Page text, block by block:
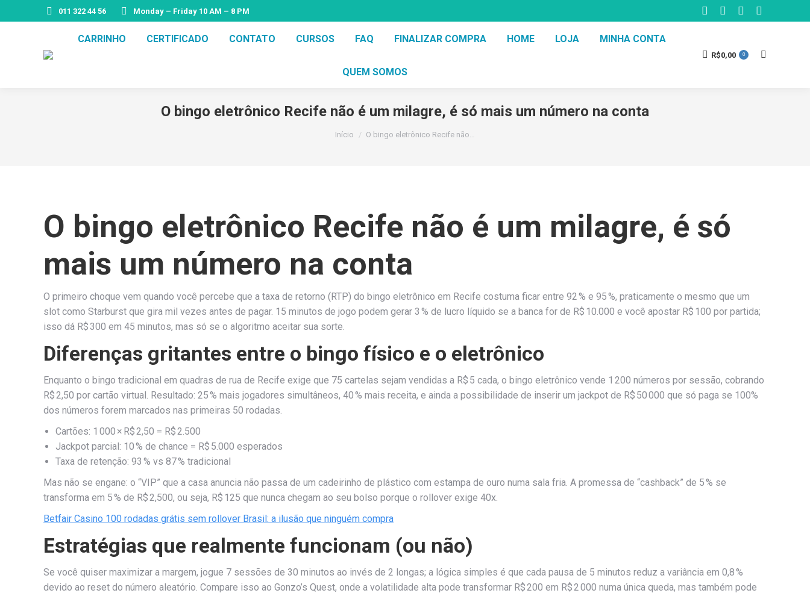
011 322 44 56 Monday – Friday 10 AM – 8 PM
CARRINHO CERTIFICADO CONTATO CURSOS FAQ FINALIZAR COMPRA HOME LOJA MINHA CONTA
QUEM SOMOS
R$0,00 0
O bingo eletrônico Recife não é um milagre, é só mais um número na conta
Você está aqui:
Início O bingo eletrônico Recife não…
O bingo eletrônico Recife não é um milagre, é só
mais um número na conta
O primeiro choque vem quando você percebe que a taxa de retorno (RTP) do bingo eletrônico em Recife costuma ficar entre 92 % e 95 %, praticamente o mesmo que um
slot como Starburst que gira mil vezes antes de pagar. 15 minutos de jogo podem gerar 3 % de lucro líquido se a banca for de R$ 10.000 e você apostar R$ 100 por partida;
isso dá R$ 300 em 45 minutos, mas só se o algoritmo aceitar sua sorte.
Diferenças gritantes entre o bingo físico e o eletrônico
Enquanto o bingo tradicional em quadras de rua de Recife exige que 75 cartelas sejam vendidas a R$ 5 cada, o bingo eletrônico vende 1 200 números por sessão, cobrando
R$ 2,50 por cartão virtual. Resultado: 25 % mais jogadores simultâneos, 40 % mais receita, e ainda a possibilidade de inserir um jackpot de R$ 50 000 que só paga se 100%
dos números forem marcados nas primeiras 50 rodadas.
Cartões: 1 000 × R$ 2,50 = R$ 2.500
Jackpot parcial: 10 % de chance = R$ 5.000 esperados
Taxa de retenção: 93 % vs 87 % tradicional
Mas não se engane: o “VIP” que a casa anuncia não passa de um cadeirinho de plástico com estampa de ouro numa sala fria. A promessa de “cashback” de 5 % se
transforma em 5 % de R$ 2,500, ou seja, R$ 125 que nunca chegam ao seu bolso porque o rollover exige 40x.
Betfair Casino 100 rodadas grátis sem rollover Brasil: a ilusão que ninguém compra
Estratégias que realmente funcionam (ou não)
Se você quiser maximizar a margem, jogue 7 sessões de 30 minutos ao invés de 2 longas; a lógica simples é que cada pausa de 5 minutos reduz a variância em 0,8 %
devido ao reset do número aleatório. Compare isso ao Gonzo’s Quest, onde a volatilidade alta pode transformar R$ 200 em R$ 2 000 numa única queda, mas também pode